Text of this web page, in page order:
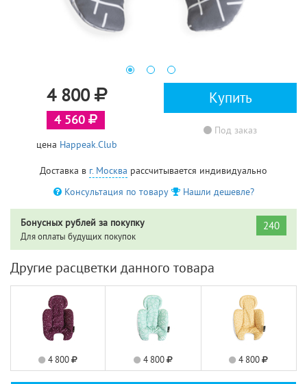
4 800
4 560
цена Happeak.Club
Купить
Под заказ
Доставка в г. Москва рассчитывается индивидуально
Консультация по товару
Нашли дешевле?
Бонусных рублей за покупку
Для оплаты будущих покупок
240
Другие расцветки данного товара
4 800 4 800 4 800